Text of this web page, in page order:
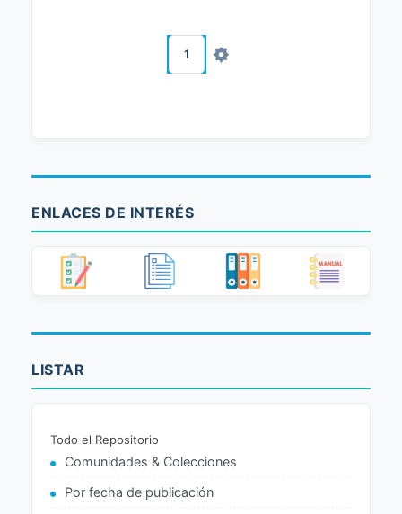
1
ENLACES DE INTERÉS
LISTAR
Todo el Repositorio
Comunidades & Colecciones
Por fecha de publicación